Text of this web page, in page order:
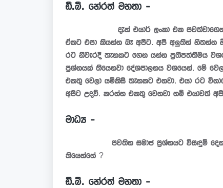
ඩී.බී. හේරත් මහතා -
දැන් එයාර් ලංකා එක පවත්වාගෙන යන්න
ඒකට එපා කියන්න බෑ අපිට. අපි අලුතින් හිතන්න
රට නිවැරදි තැනකට ගෙන යන්න ප්‍රතිපත්තිමය
ප්‍රශ්නයක් තියෙනවා දේශපාලනය වශයෙන්. මේ
එකතු වෙලා යම්කිසි තැනකට එනවා. එයා රට
අපිට උදව්. කරන්න එකතු වෙනවා නම් එයාවත්
මාධ්‍ය -
පවතින සමාජ ප්‍රශ්නයට විසඳුම් දෙන්න
තියෙන්නේ ?
ඩී.බී. හේරත් මහතා -